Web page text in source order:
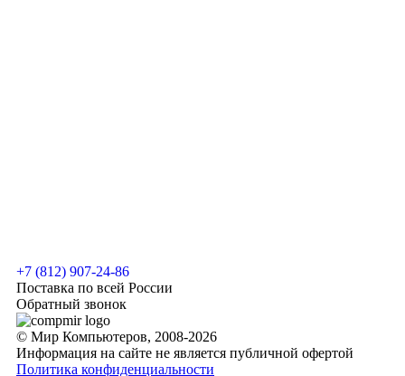
+7 (812) 907-24-86
Поставка по всей России
Обратный звонок
© Мир Компьютеров, 2008-2026
Информация на сайте не является публичной офертой
Политика конфиденциальности